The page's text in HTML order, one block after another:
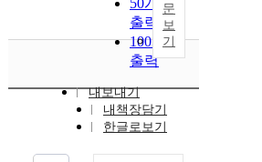
50개씩
출력
100개씩
출력
문
보
기
내보내기
내책장담기
한글로보기